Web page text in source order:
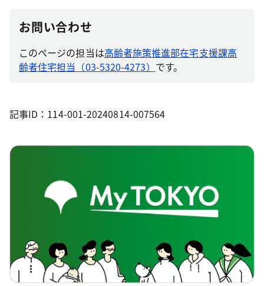
お問い合わせ
このページの担当は高齢者施策推進部在宅支援課高
齢者住宅担当（03-5320-4273） です。
記事ID：114-001-20240814-007564